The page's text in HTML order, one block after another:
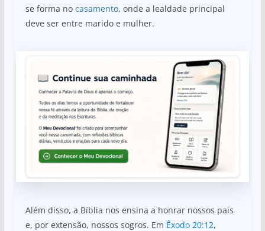
se forma no casamento, onde a lealdade principal
deve ser entre marido e mulher.
Além disso, a Bíblia nos ensina a honrar nossos pais
e, por extensão, nossos sogros. Em Êxodo 20:12,